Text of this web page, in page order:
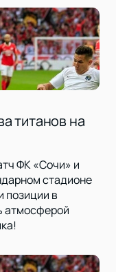
титанов на
ФК «Сочи» и
стадионе
позиции в
атмосферой